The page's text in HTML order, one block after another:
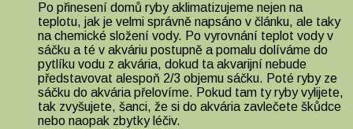
Po přinesení domů ryby aklimatizujeme nejen na
teplotu, jak je velmi správně napsáno v článku, ale taky
na chemické složení vody. Po vyrovnání teplot vody v
sáčku a té v akváriu postupně a pomalu dolíváme do
pytlíku vodu z akvária, dokud ta akvarijní nebude
představovat alespoň 2/3 objemu sáčku. Poté ryby ze
sáčku do akvária přelovíme. Pokud tam ty ryby vylijete,
tak zvyšujete, šanci, že si do akvária zavlečete škůdce
nebo naopak zbytky léčiv.